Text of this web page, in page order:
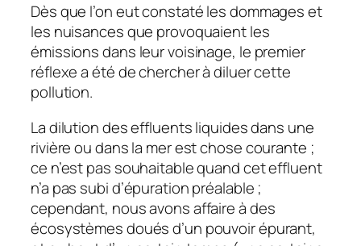
Dès que l’on eut constaté les dommages et
les nuisances que provoquaient les
émissions dans leur voisinage, le premier
réflexe a été de chercher à diluer cette
pollution.
La dilution des effluents liquides dans une
rivière ou dans la mer est chose courante ;
ce n’est pas souhaitable quand cet effluent
n’a pas subi d’épuration préalable ;
cependant, nous avons affaire à des
écosystèmes doués d’un pouvoir épurant,